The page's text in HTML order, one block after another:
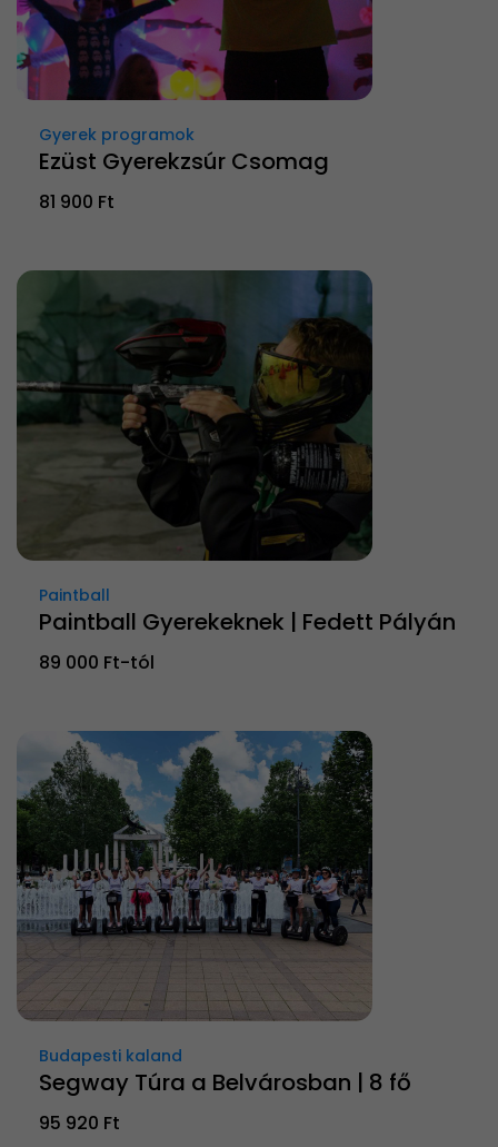
Gyerek programok
Ezüst Gyerekzsúr Csomag
81 900 Ft
Paintball
Paintball Gyerekeknek | Fedett Pályán
89 000 Ft-tól
Budapesti kaland
Segway Túra a Belvárosban | 8 fő
95 920 Ft